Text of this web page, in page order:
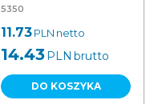
5350
11.73PLN netto
14.43PLN brutto
DO KOSZYKA